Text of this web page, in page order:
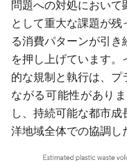
問題への対処におい
として重大な課題が
る消費パターンが引
を押し上げています
的な規制と執行は、
ながる可能性があり
し、持続可能な都市
洋地域全体での協調し